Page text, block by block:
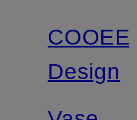
COOEE
Design